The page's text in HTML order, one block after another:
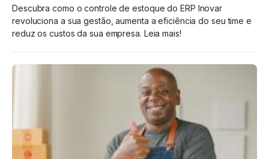
Descubra como o controle de estoque do ERP Inovar
revoluciona a sua gestão, aumenta a eficiência do seu time e
reduz os custos da sua empresa. Leia mais!